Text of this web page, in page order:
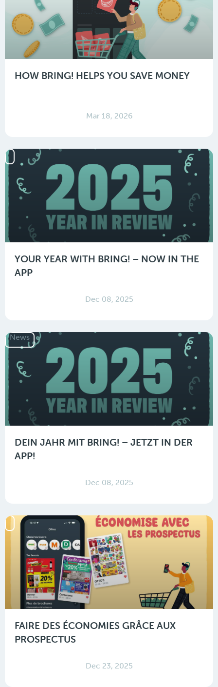
HOW BRING! HELPS YOU SAVE MONEY
Mar 18, 2026
YOUR YEAR WITH BRING! – NOW IN THE
APP
Dec 08, 2025
News
DEIN JAHR MIT BRING! – JETZT IN DER
APP!
Dec 08, 2025
FAIRE DES ÉCONOMIES GRÂCE AUX
PROSPECTUS
Dec 23, 2025